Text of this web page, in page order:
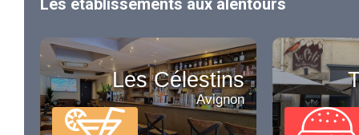
Les établissements aux alentours
Les Célestins
Avignon